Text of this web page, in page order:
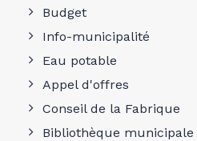
Budget
Info-municipalité
Eau potable
Appel d'offres
Conseil de la Fabrique
Bibliothèque municipale